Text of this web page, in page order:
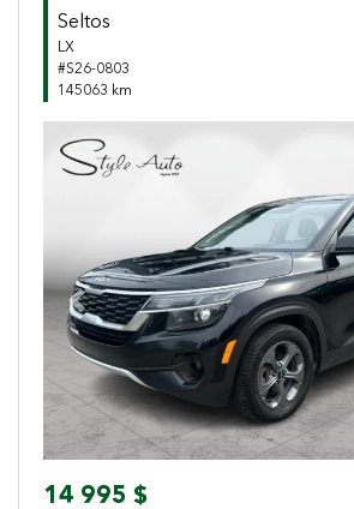
Seltos
LX
#S26-0803
145063 km
Previous
14 995 $